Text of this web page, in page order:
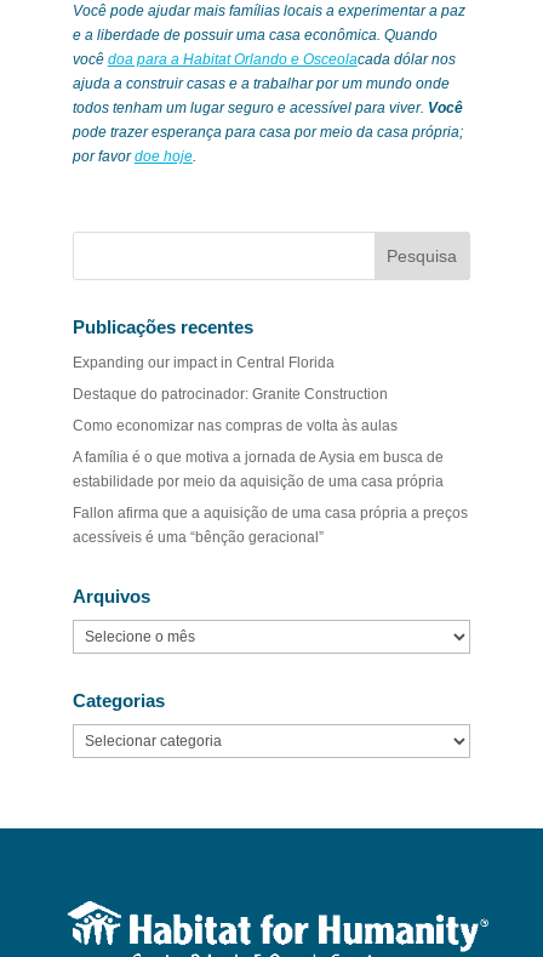
Você pode ajudar mais famílias locais a experimentar a paz
e a liberdade de possuir uma casa econômica. Quando
você doa para a Habitat Orlando e Osceolacada dólar nos
ajuda a construir casas e a trabalhar por um mundo onde
todos tenham um lugar seguro e acessível para viver. Você
pode trazer esperança para casa por meio da casa própria;
por favordoe hoje.
Publicações recentes
Expanding our impact in Central Florida
Destaque do patrocinador: Granite Construction
Como economizar nas compras de volta às aulas
A família é o que motiva a jornada de Aysia em busca de
estabilidade por meio da aquisição de uma casa própria
Fallon afirma que a aquisição de uma casa própria a preços
acessíveis é uma “bênção geracional”
Arquivos
Arquivos
Categorias
Categorias